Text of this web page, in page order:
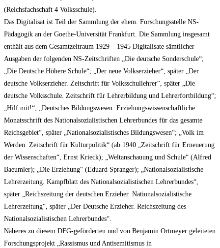
(Reichsfachschaft 4 Volksschule).
Das Digitalisat ist Teil der Sammlung der ehem. Forschungsstelle NS-
Pädagogik an der Goethe-Universität Frankfurt. Die Sammlung insgesamt
enthält aus dem Gesamtzeitraum 1929 – 1945 Digitalisate sämtlicher
Ausgaben der folgenden NS-Zeitschriften „Die deutsche Sonderschule“;
„Die Deutsche Höhere Schule“; „Der neue Volkserzieher“, später „Der
deutsche Volkserzieher. Zeitschrift für Volksschullehrer“, später „Die
deutsche Volksschule. Zeitschrift für Lehrerbildung und Lehrerfortbildung“;
„Hilf mit!“; „Deutsches Bildungswesen. Erziehungswissenschaftliche
Monatsschrift des Nationalsozialistischen Lehrerbundes für das gesamte
Reichsgebiet“, später „Nationalsozialistisches Bildungswesen“; „Volk im
Werden. Zeitschrift für Kulturpolitik“ (ab 1940 „Zeitschrift für Erneuerung
der Wissenschaften“, Ernst Krieck); „Weltanschauung und Schule“ (Alfred
Baeumler); „Die Erziehung“ (Eduard Spranger); „Nationalsozialistische
Lehrerzeitung. Kampfblatt des Nationalsozialistischen Lehrerbundes“,
später „Reichszeitung der deutschen Erzieher. Nationalsozialistische
Lehrerzeitung“, später „Der Deutsche Erzieher. Reichszeitung des
Nationalsozialistischen Lehrerbundes“.
Näheres zu diesem DFG-geförderten und von Benjamin Ortmeyer geleiteten
Forschungsprojekt „Rassismus und Antisemitismus in